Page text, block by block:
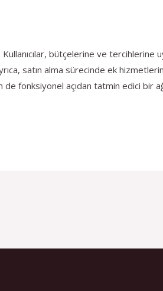
bütçelerine ve tercihlerine
satın alma sürecinde ek
fonksiyonel açıdan tatmin edici bir